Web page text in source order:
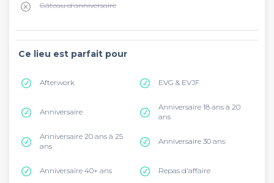
Gâteau d'anniversaire
Ce lieu est parfait pour
Afterwork EVG & EVJF
Anniversaire
Anniversaire 18 ans à 20
ans
Anniversaire 20 ans à 25
ans
Anniversaire 30 ans
Anniversaire 40+ ans Repas d'affaire